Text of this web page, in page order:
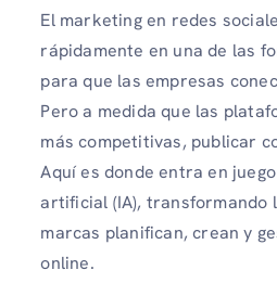
El marketing en redes
rápidamente en una de las
para que las empresas
Pero a medida que las
más competitivas, publicar
Aquí es donde entra en
artificial (IA), transformando
marcas planifican, crean y
online.